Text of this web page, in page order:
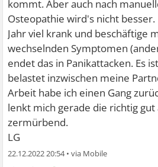
kommt. Aber auch nach
Osteopathie wird's nicht
Jahr viel krank und beschäftige
wechselnden Symptomen
endet das in Panikattacken. Es
belastet inzwischen meine
Arbeit habe ich einen Gang
lenkt mich gerade die richtig gut
zermürbend.
LG
22.12.2022 20:54•